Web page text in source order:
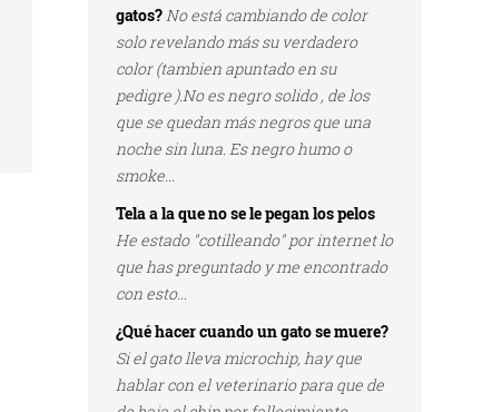
gatos?No está cambiando de color
solo revelando más su verdadero
color (tambien apuntado en su
pedigre ).No es negro solido , de los
que se quedan más negros que una
noche sin luna. Es negro humo o
smoke...
Tela a la que no se le pegan los pelos
He estado "cotilleando" por internet lo
que has preguntado y me encontrado
con esto...
¿Qué hacer cuando un gato se muere?
Si el gato lleva microchip, hay que
hablar con el veterinario para que de